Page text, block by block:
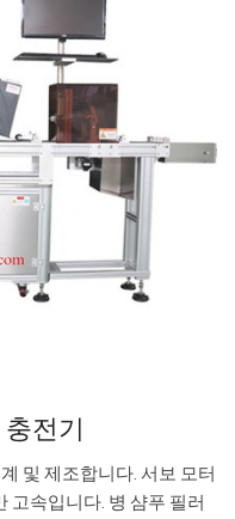
전기
및 제조합니다. 서보 모터
고속입니다. 병 샴푸 필러